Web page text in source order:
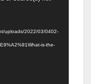
uploads/2022/03/0402-
is-the-